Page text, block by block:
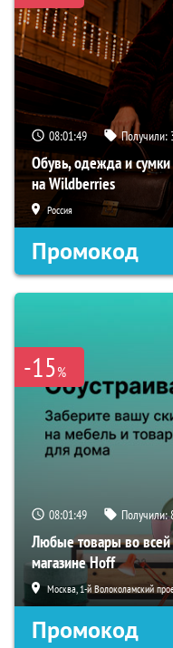
08:01:48 Получили:
Обувь, одежда и
на Wildberries
Россия
Промокод
-15%
08:01:48 Получили:
Любые товары во всей
магазине Hoff
Москва, 1-й Волоколамский
Промокод